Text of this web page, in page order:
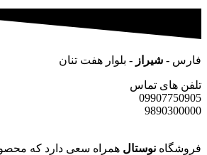
فارس - شیراز - بلوار هفت تنان
تلفن های تماس
09907750905
9890300000
فروشگاه نوستال همراه سعی دارد که